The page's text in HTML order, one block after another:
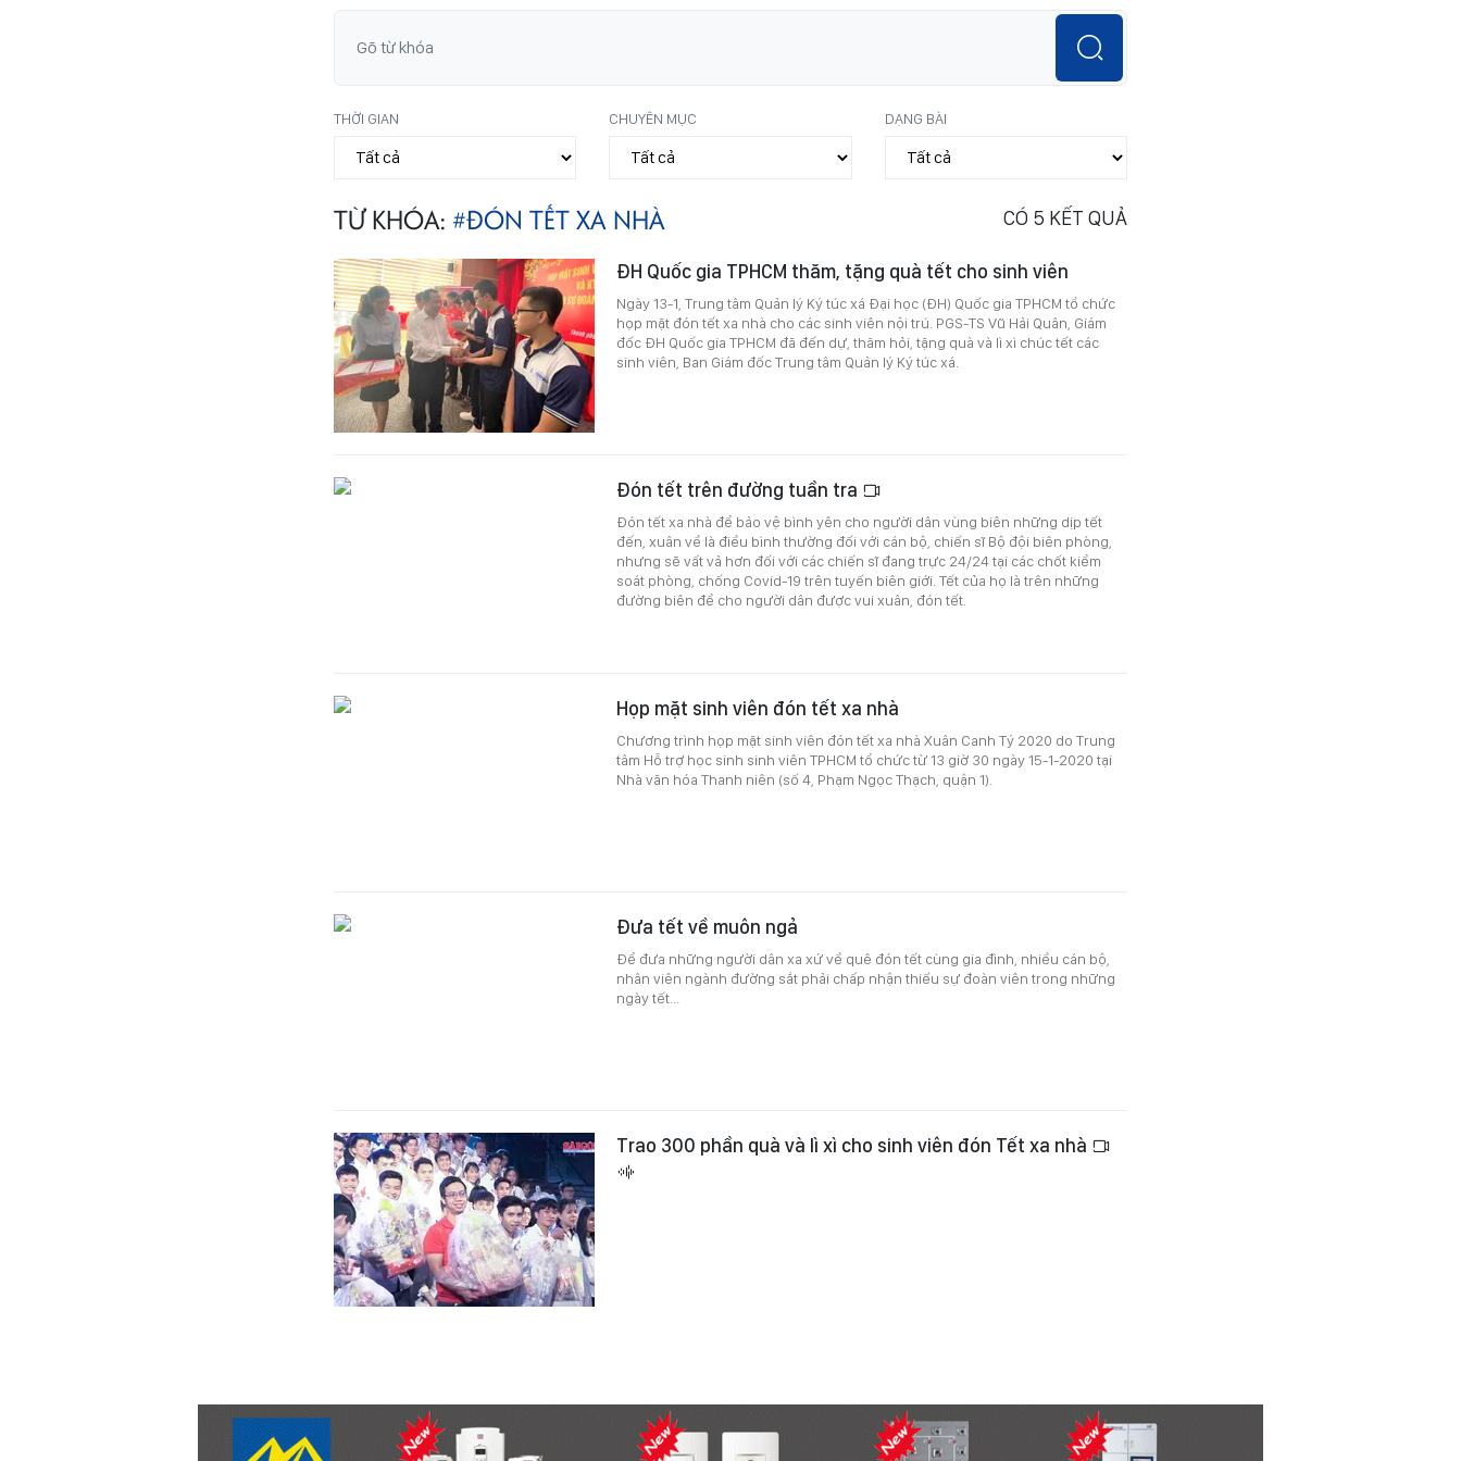
THỜI GIAN CHUYÊN MỤC DẠNG BÀI
TỪ KHÓA: #ĐÓN TẾT XA NHÀ CÓ 5 KẾT QUẢ
ĐH Quốc gia TPHCM thăm, tặng quà tết cho sinh viên
Ngày 13-1, Trung tâm Quản lý Ký túc xá Đại học (ĐH) Quốc gia TPHCM tổ chức
họp mặt đón tết xa nhà cho các sinh viên nội trú. PGS-TS Vũ Hải Quân, Giám
đốc ĐH Quốc gia TPHCM đã đến dự, thăm hỏi, tặng quà và lì xì chúc tết các
sinh viên, Ban Giám đốc Trung tâm Quản lý Ký túc xá.
Đón tết trên đường tuần tra
Đón tết xa nhà để bảo vệ bình yên cho người dân vùng biên những dịp tết
đến, xuân về là điều bình thường đối với cán bộ, chiến sĩ Bộ đội biên phòng,
nhưng sẽ vất vả hơn đối với các chiến sĩ đang trực 24/24 tại các chốt kiểm
soát phòng, chống Covid-19 trên tuyến biên giới. Tết của họ là trên những
đường biên để cho người dân được vui xuân, đón tết.
Họp mặt sinh viên đón tết xa nhà
Chương trình họp mặt sinh viên đón tết xa nhà Xuân Canh Tý 2020 do Trung
tâm Hỗ trợ học sinh sinh viên TPHCM tổ chức từ 13 giờ 30 ngày 15-1-2020 tại
Nhà văn hóa Thanh niên (số 4, Phạm Ngọc Thạch, quận 1).
Đưa tết về muôn ngả
Để đưa những người dân xa xứ về quê đón tết cùng gia đình, nhiều cán bộ,
nhân viên ngành đường sắt phải chấp nhận thiếu sự đoàn viên trong những
ngày tết...
Trao 300 phần quà và lì xì cho sinh viên đón Tết xa nhà